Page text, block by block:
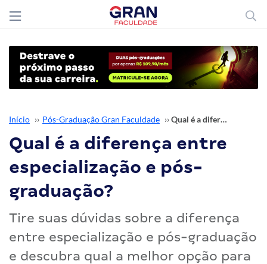
Início ›› Pós-Graduação Gran Faculdade ›› Qual é a diferença entre especialização e pós-graduação?
Qual é a diferença entre
especialização e pós-
graduação?
Tire suas dúvidas sobre a diferença
entre especialização e pós-graduação
e descubra qual a melhor opção para